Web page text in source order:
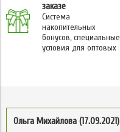
заказе
Система
накопительных
бонусов, специальные
условия для оптовых
Ольга Михайлова (17.09.2021)